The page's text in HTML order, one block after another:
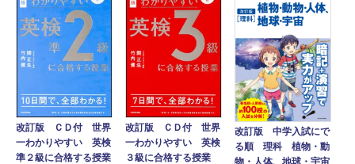
改訂版 ＣＤ付 世界
一わかりやすい 英検
準２級に合格する授業
改訂版 ＣＤ付 世界
一わかりやすい 英検
３級に合格する授業
改訂版 中学入試にで
る順 理科 植物・動
物・人体、地球・宇宙